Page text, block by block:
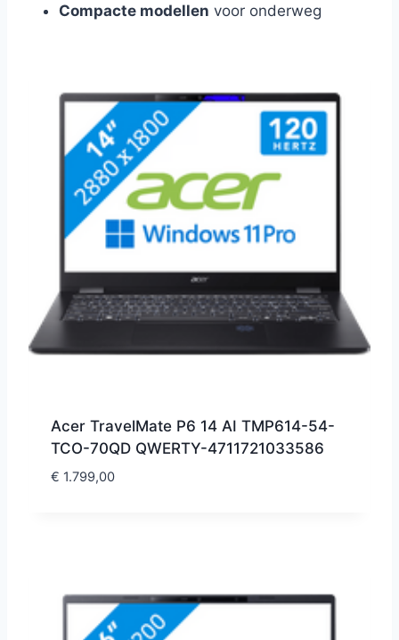
Compacte modellen voor onderweg
Acer TravelMate P6 14 AI TMP614-54-
TCO-70QD QWERTY-4711721033586
€ 1.799,00